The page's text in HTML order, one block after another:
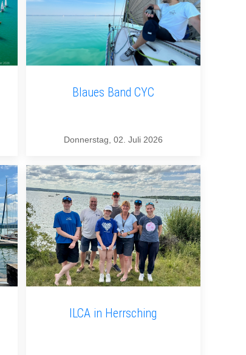
Blaues Band CYC
Donnerstag, 02. Juli 2026
ILCA in Herrsching